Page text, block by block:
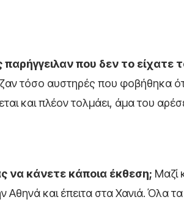
που δεν το είχατε
τόσο αυστηρές που φοβήθηκα
και πλέον τολμάει, άμα του
να κάνετε κάποια έκθεση; Μαζί
Αθηνά και έπειτα στα Χανιά. Όλα